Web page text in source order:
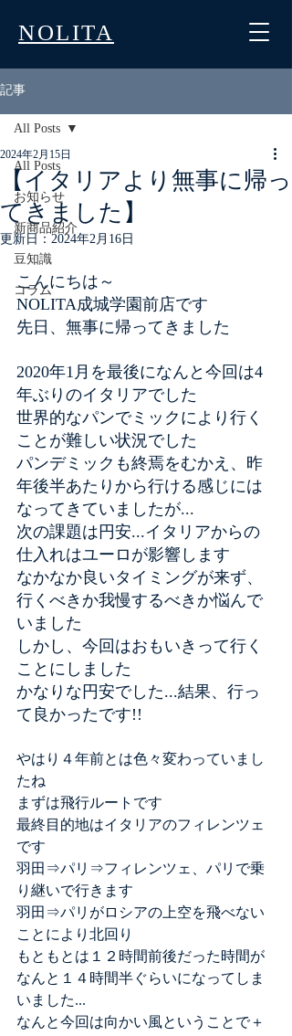
NOLITA
記事
All Posts
お知らせ
新商品紹介
豆知識
コラム
All Posts
【イタリアより無事に帰っ
てきました】
2024年2月15日
更新日： 2024年2月16日
こんにちは～
NOLITA成城学園前店です
先日、無事に帰ってきました
2020年1月を最後になんと今回は4
年ぶりのイタリアでした
世界的なパンでミックにより行く
ことが難しい状況でした
パンデミックも終焉をむかえ、昨
年後半あたりから行ける感じには
なってきていましたが...
次の課題は円安...イタリアからの
仕入れはユーロが影響します
なかなか良いタイミングが来ず、
行くべきか我慢するべきか悩んで
いました
しかし、今回はおもいきって行く
ことにしました
かなりな円安でした...結果、行っ
て良かったです!!
やはり４年前とは色々変わっていまし
たね
まずは飛行ルートです
最終目的地はイタリアのフィレンツェ
です
羽田⇒パリ⇒フィレンツェ、パリで乗
り継いで行きます
羽田⇒パリがロシアの上空を飛べない
ことにより北回り
もともとは１２時間前後だった時間が
なんと１４時間半ぐらいになってしま
いました...
なんと今回は向かい風ということで＋